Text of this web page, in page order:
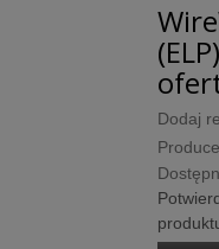
Dodaj